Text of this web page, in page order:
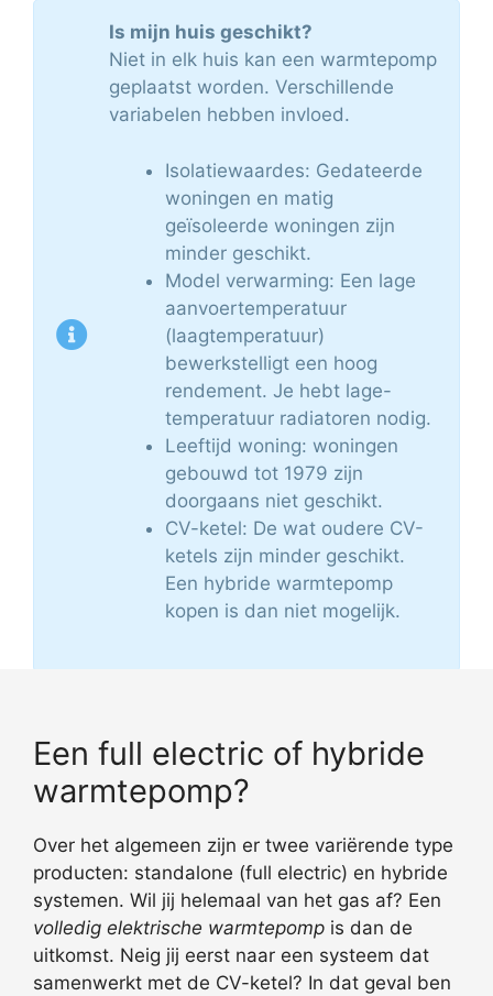
Is mijn huis geschikt?
Niet in elk huis kan een warmtepomp
geplaatst worden. Verschillende
variabelen hebben invloed.
Isolatiewaardes: Gedateerde
woningen en matig
geïsoleerde woningen zijn
minder geschikt.
Model verwarming: Een lage
aanvoertemperatuur
(laagtemperatuur)
bewerkstelligt een hoog
rendement. Je hebt lage-
temperatuur radiatoren nodig.
Leeftijd woning: woningen
gebouwd tot 1979 zijn
doorgaans niet geschikt.
CV-ketel: De wat oudere CV-
ketels zijn minder geschikt.
Een hybride warmtepomp
kopen is dan niet mogelijk.
Een full electric of hybride
warmtepomp?
Over het algemeen zijn er twee variërende type
producten: standalone (full electric) en hybride
systemen. Wil jij helemaal van het gas af? Een
volledig elektrische warmtepomp is dan de
uitkomst. Neig jij eerst naar een systeem dat
samenwerkt met de CV-ketel? In dat geval ben